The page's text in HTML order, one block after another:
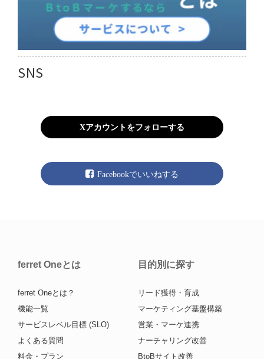
SNS
Xアカウントをフォローする
Facebookでいいねする
ferret Oneとは
ferret Oneとは？
機能一覧
サービスレベル目標 (SLO)
よくある質問
料金・プラン
目的別に探す
リード獲得・育成
マーケティング基盤構築
営業・マーケ連携
ナーチャリング改善
BtoBサイト改善